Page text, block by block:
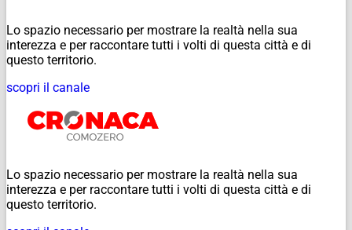
Lo spazio necessario per mostrare la realtà nella sua
interezza e per raccontare tutti i volti di questa città e di
questo territorio.
scopri il canale
Lo spazio necessario per mostrare la realtà nella sua
interezza e per raccontare tutti i volti di questa città e di
questo territorio.